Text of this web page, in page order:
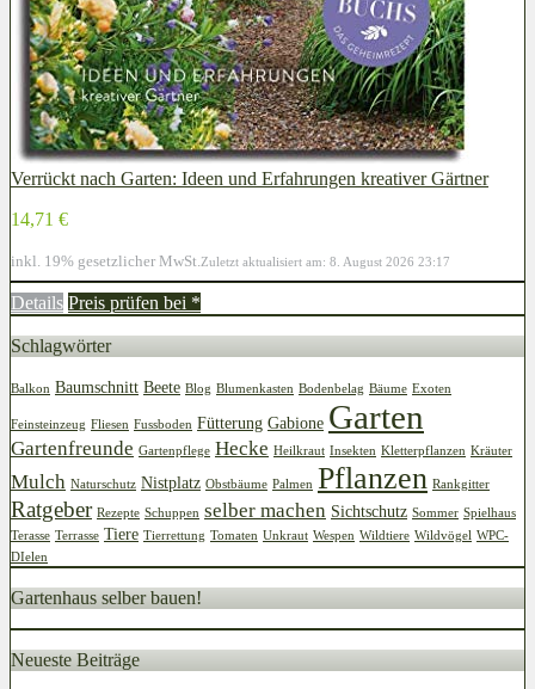
Verrückt nach Garten: Ideen und Erfahrungen kreativer Gärtner
14,71 €
inkl. 19% gesetzlicher MwSt. Zuletzt aktualisiert am: 8. August 2026 23:17
Details Preis prüfen bei *
Schlagwörter
Balkon Baumschnitt Beete Blog Blumenkasten Bodenbelag Bäume Exoten
Feinsteinzeug Fliesen Fussboden Fütterung Gabione Garten
Gartenfreunde Gartenpflege Hecke Heilkraut Insekten Kletterpflanzen Kräuter
Mulch Naturschutz Nistplatz Obstbäume Palmen Pflanzen Rankgitter
Ratgeber Rezepte Schuppen selber machen Sichtschutz Sommer Spielhaus
Terasse Terrasse Tiere Tierrettung Tomaten Unkraut Wespen Wildtiere Wildvögel WPC-
DIelen
Gartenhaus selber bauen!
Neueste Beiträge